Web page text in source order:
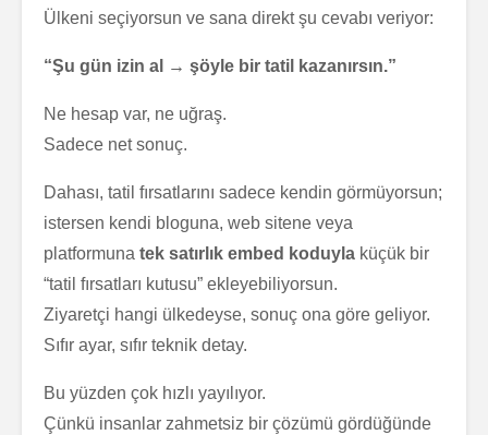
Ülkeni seçiyorsun ve sana direkt şu cevabı veriyor:
“Şu gün izin al → şöyle bir tatil kazanırsın.”
Ne hesap var, ne uğraş.
Sadece net sonuç.
Dahası, tatil fırsatlarını sadece kendin görmüyorsun;
istersen kendi bloguna, web sitene veya
platformuna tek satırlık embed koduyla küçük bir
“tatil fırsatları kutusu” ekleyebiliyorsun.
Ziyaretçi hangi ülkedeyse, sonuç ona göre geliyor.
Sıfır ayar, sıfır teknik detay.
Bu yüzden çok hızlı yayılıyor.
Çünkü insanlar zahmetsiz bir çözümü gördüğünde